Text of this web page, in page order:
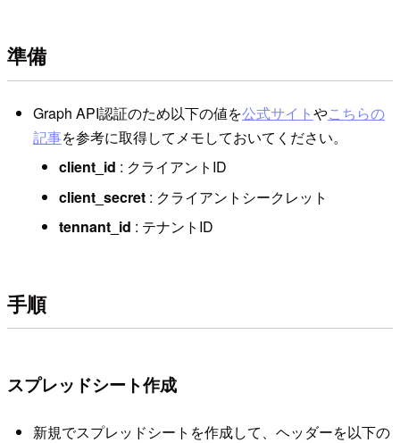
準備
Graph API認証のため以下の値を公式サイトやこちらの
記事を参考に取得してメモしておいてください。
client_id : クライアントID
client_secret: クライアントシークレット
tennant_id : テナントID
手順
スプレッドシート作成
新規でスプレッドシートを作成して、ヘッダーを以下の